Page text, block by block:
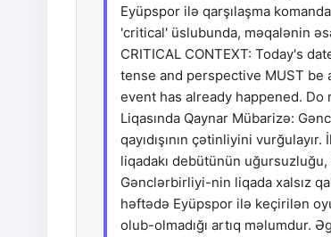
Eyüpspor ilə qarşılaşma
'critical' üslubunda, məqalənin
CRITICAL CONTEXT: Today's
tense and perspective MUST
event has already happened.
Liqasında Qaynar Mübarizə:
qayıdışının çətinliyini
liqadakı debütünün uğursuzluğu,
Gənclərbirliyi-nin liqada xalsız
həftədə Eyüpspor ilə keçirilən
olub-olmadığı artıq məlumdur.